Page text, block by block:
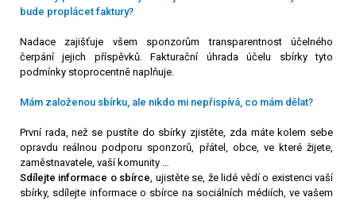
bude proplácet faktury?
Nadace zajišťuje všem sponzorům transparentnost účelného
čerpání jejich příspěvků. Fakturační úhrada účelu sbírky tyto
podmínky stoprocentně naplňuje.
Mám založenou sbírku, ale nikdo mi nepřispívá, co mám dělat?
První rada, než se pustíte do sbírky zjistěte, zda máte kolem sebe
opravdu reálnou podporu sponzorů, přátel, obce, ve které žijete,
zaměstnavatele, vaší komunity …
Sdílejte informace o sbírce, ujistěte se, že lidé vědí o existenci vaší
sbírky, sdílejte informace o sbírce na sociálních médiích, ve vašem